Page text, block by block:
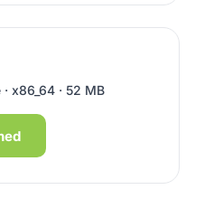
x86_64 · 52 MB